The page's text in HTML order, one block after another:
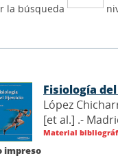
la búsqueda
impreso
Fisiología
López
[et al.] .-
Material